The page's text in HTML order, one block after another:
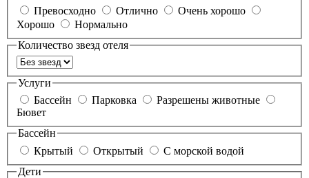
Превосходно
Отлично
Очень хорошо
Хорошо
Нормально
Количество звезд отеля
Услуги
Бассейн
Парковка
Разрешены животные
Бювет
Бассейн
Крытый
Открытый
С морской водой
Дети